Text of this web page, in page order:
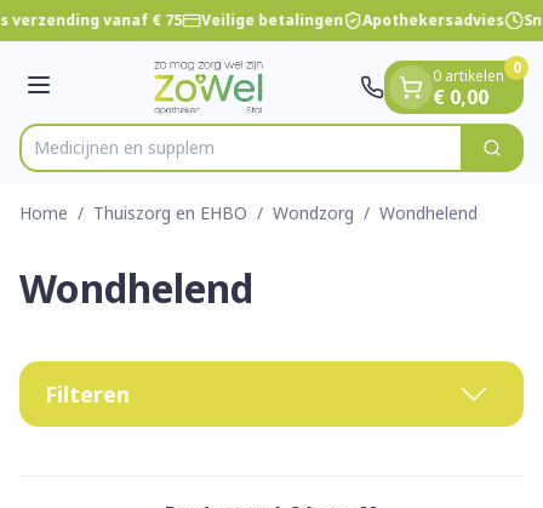
Ga naar de inhoud
1 van 1
verzending vanaf € 75 Veilige betalingen Apothekersadvies
Menu
Product, merk, categorie...
Med Zoek
0 artikelen
€ 0,00
0
Home / Thuiszorg en EHBO / Wondzorg / Wondhelend
Wondhelend
Filteren